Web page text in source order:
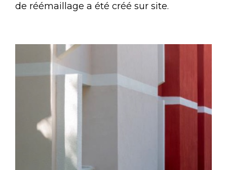
de réémaillage a été créé sur site.